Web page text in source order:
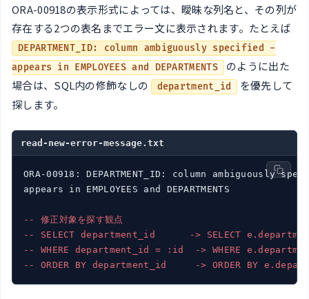
ORA-00918の表示形式によっては、曖昧な列名と、その列が
存在する2つの表名までエラー文に表示されます。たとえば
DEPARTMENT_ID: column ambiguously specified -
appears in EMPLOYEES and DEPARTMENTS のように出た
場合は、SQL内の修飾なしの
department_id
を優先して
探します。
read-new-error-message.txt
ORA-00918: DEPARTMENT_ID: column ambiguously
appears in EMPLOYEES and DEPARTMENTS
-- 修正対象を探す観点
-- SELECT department_id      -> SELECT
-- WHERE department_id = :id  -> WHERE
-- ORDER BY department_id     -> ORDER BY